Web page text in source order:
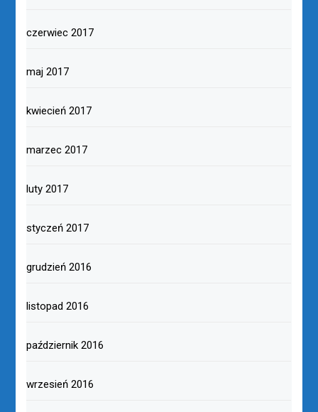
czerwiec 2017
maj 2017
kwiecień 2017
marzec 2017
luty 2017
styczeń 2017
grudzień 2016
listopad 2016
październik 2016
wrzesień 2016